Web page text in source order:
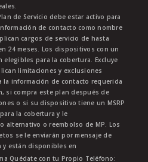
de Servicio debe estar activo para
de contacto como nombre
cargos de servicio de hasta
24 meses. Los dispositivos con un
elegibles para la cobertura. Excluye
limitaciones y exclusiones
información de contacto requerida
si compra este plan después de
o si su dispositivo tiene un MSRP
la cobertura y le
alternativo o reembolso de MP. Los
se le enviarán por mensaje de
y están disponibles en
Quédate con tu Propio Teléfono: